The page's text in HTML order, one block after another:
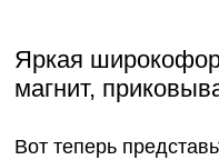
Яркая
магнит,
Вот теперь